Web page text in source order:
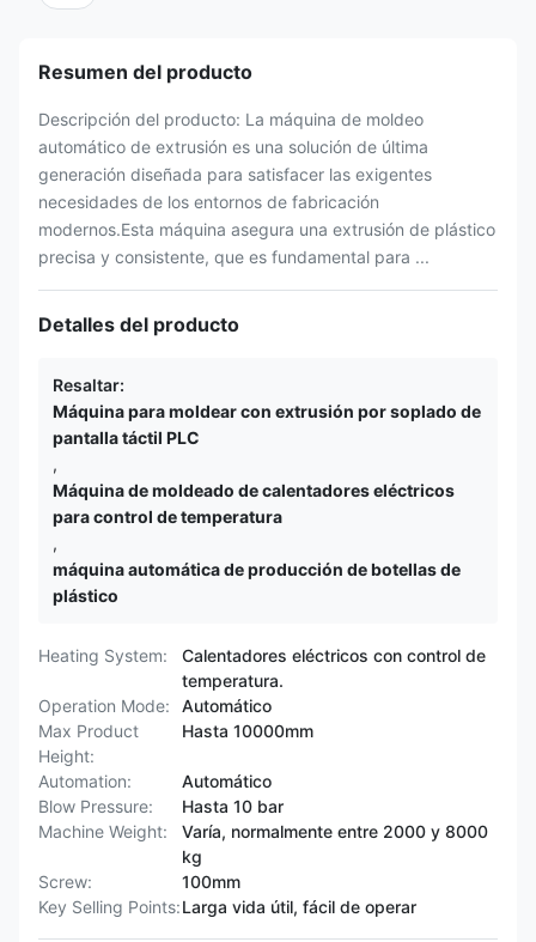
Resumen del producto
Descripción del producto: La máquina de moldeo
automático de extrusión es una solución de última
generación diseñada para satisfacer las exigentes
necesidades de los entornos de fabricación
modernos.Esta máquina asegura una extrusión de plástico
precisa y consistente, que es fundamental para ...
Detalles del producto
Resaltar:
Máquina para moldear con extrusión por soplado de
pantalla táctil PLC
,
Máquina de moldeado de calentadores eléctricos
para control de temperatura
,
máquina automática de producción de botellas de
plástico
Heating System:
Calentadores eléctricos con control de
temperatura.
Operation Mode:
Automático
Max Product
Height:
Hasta 10000mm
Automation:
Automático
Blow Pressure:
Hasta 10 bar
Machine Weight:
Varía, normalmente entre 2000 y 8000
kg
Screw:
100mm
Key Selling Points:Larga vida útil, fácil de operar